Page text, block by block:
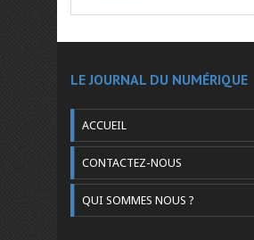
LE JOURNAL DU NUMÉRIQUE
ACCUEIL
CONTACTEZ-NOUS
QUI SOMMES NOUS ?